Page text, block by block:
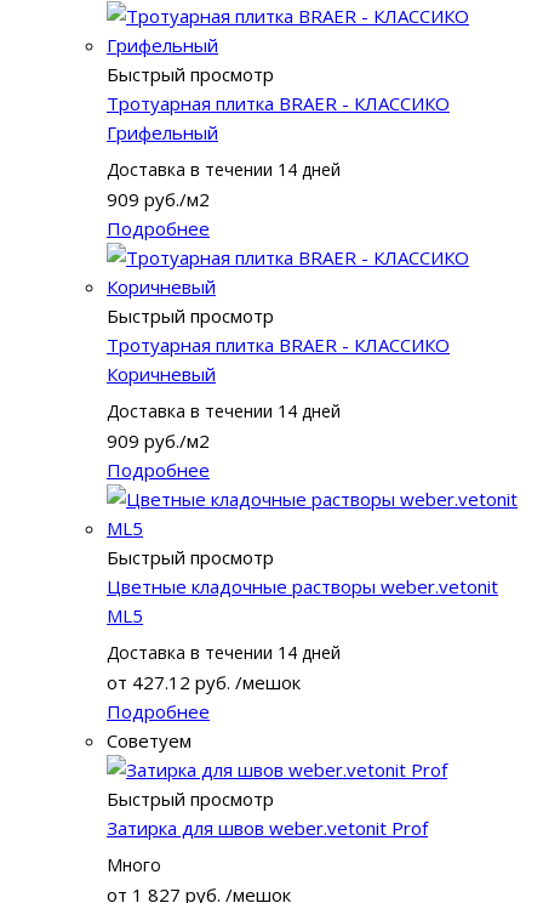
Быстрый просмотр
Тротуарная плитка BRAER - КЛАССИКО
Грифельный
Доставка в течении 14 дней
909 руб./м2
Подробнее
Быстрый просмотр
Тротуарная плитка BRAER - КЛАССИКО
Коричневый
Доставка в течении 14 дней
909 руб./м2
Подробнее
Быстрый просмотр
Цветные кладочные растворы weber.vetonit
ML5
Доставка в течении 14 дней
от 427.12 руб. /мешок
Подробнее
Советуем
Быстрый просмотр
Затирка для швов weber.vetonit Prof
Много
от 1 827 руб. /мешок